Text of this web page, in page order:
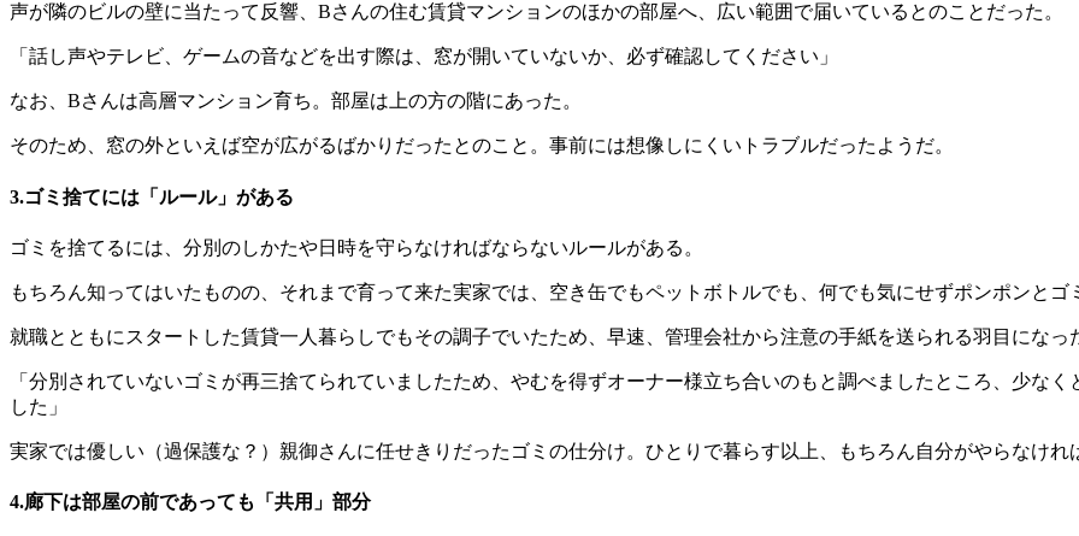
声が隣のビルの壁に当たって反響、Bさんの住む賃貸マンションのほかの部屋へ、広い範囲で届いているとのことだった。
「話し声やテレビ、ゲームの音などを出す際は、窓が開いていないか、必ず確認してください」
なお、Bさんは高層マンション育ち。部屋は上の方の階にあった。
そのため、窓の外といえば空が広がるばかりだったとのこと。事前には想像しにくいトラブルだったようだ。
3.ゴミ捨てには「ルール」がある
ゴミを捨てるには、分別のしかたや日時を守らなければならないルールがある。
もちろん知ってはいたものの、それまで育って来た実家では、空き缶でもペットボトルでも、何でも気にせずポンポンとゴ
就職とともにスタートした賃貸一人暮らしでもその調子でいたため、早速、管理会社から注意の手紙を送られる羽目になっ
「分別されていないゴミが再三捨てられていましたため、やむを得ずオーナー様立ち合いのもと調べましたところ、少な
した」
実家では優しい（過保護な？）親御さんに任せきりだったゴミの仕分け。ひとりで暮らす以上、もちろん自分がやらなけれ
4.廊下は部屋の前であっても「共用」部分